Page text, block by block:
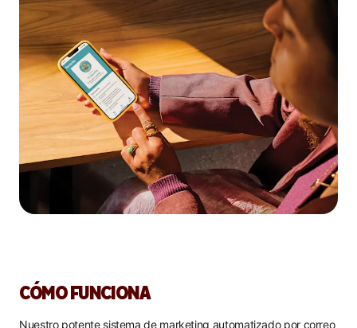
CÓMO FUNCIONA
Nuestro potente sistema de marketing automatizado por correo